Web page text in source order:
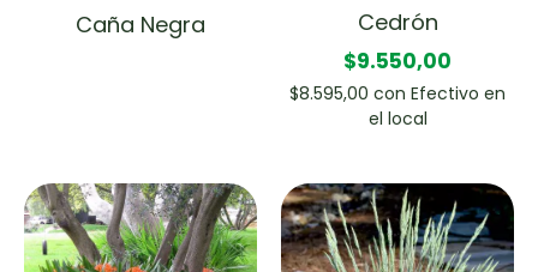
Caña Negra Cedrón
$9.550,00
$8.595,00 con Efectivo en
el local